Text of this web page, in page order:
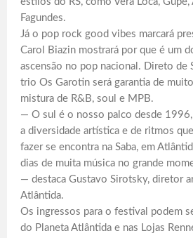
Fagundes.
Já o pop rock good vibes marcará
Carol Biazin mostrará por que é um
ascensão no pop nacional. Direto de
trio Os Garotin será garantia de
mistura de R&B, soul e MPB.
— O sul é o nosso palco desde 1996,
a diversidade artística e de ritmos
fazer se encontra na Saba, em
dias de muita música no grande
— destaca Gustavo Sirotsky, diretor
Atlântida.
Os ingressos para o festival podem
do Planeta Atlântida e nas Lojas